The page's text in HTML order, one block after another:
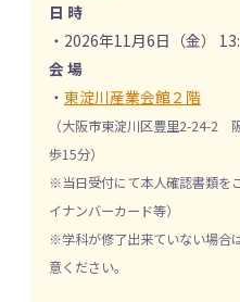
日 時
・2026年11月6日（金）
会 場
・ 東淀川産業会館２階
（大阪市東淀川区豊里2-24-2
歩15分）
※当日受付にて本人確認書類を
イナンバーカード等）
※学科が修了出来ていない場合
意ください。